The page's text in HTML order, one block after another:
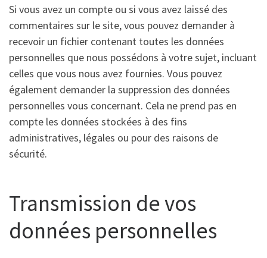
Si vous avez un compte ou si vous avez laissé des
commentaires sur le site, vous pouvez demander à
recevoir un fichier contenant toutes les données
personnelles que nous possédons à votre sujet, incluant
celles que vous nous avez fournies. Vous pouvez
également demander la suppression des données
personnelles vous concernant. Cela ne prend pas en
compte les données stockées à des fins
administratives, légales ou pour des raisons de
sécurité.
Transmission de vos
données personnelles